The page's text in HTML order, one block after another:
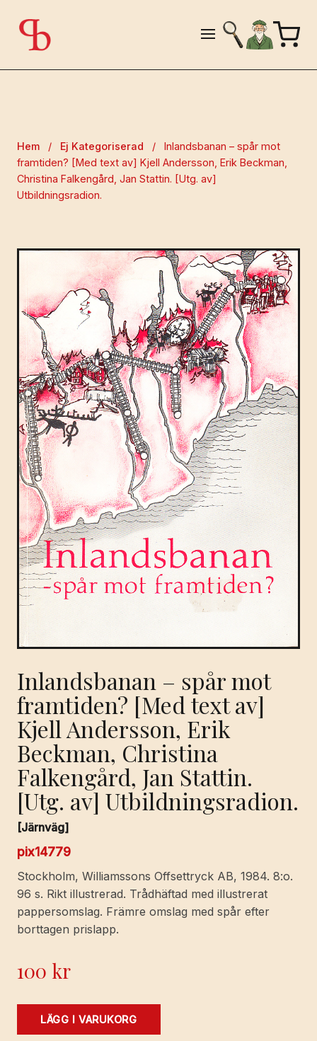
Hem / Ej Kategoriserad /
Inlandsbanan – spår mot
framtiden? [Med text av] Kjell Andersson, Erik Beckman,
Christina Falkengård, Jan Stattin. [Utg. av]
Utbildningsradion.
Inlandsbanan – spår mot
framtiden? [Med text av]
Kjell Andersson, Erik
Beckman, Christina
Falkengård, Jan Stattin.
[Utg. av] Utbildningsradion.
[Järnväg]
pix14779
Stockholm, Williamssons Offsettryck AB, 1984. 8:o.
96 s. Rikt illustrerad. Trådhäftad med illustrerat
pappersomslag. Främre omslag med spår efter
borttagen prislapp.
100 kr
Inlandsbanan
LÄGG I VARUKORG